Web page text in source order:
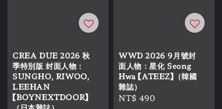
CREA DUE 2026 秋
季特別版 封面人物：
SUNGHO, RIWOO,
LEEHAN
【BOYNEXTDOOR】
WWD 2026 9月號封
面人物：星化 Seong
Hwa 【ATEEZ】（韓國
雜誌）
Regular
NT$ 490